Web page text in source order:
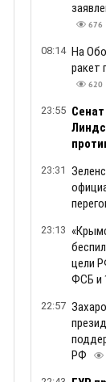
676
08:14 На
ракет
620
23:55
23:31
23:13
цели
ФСБ и
22:57
РФ